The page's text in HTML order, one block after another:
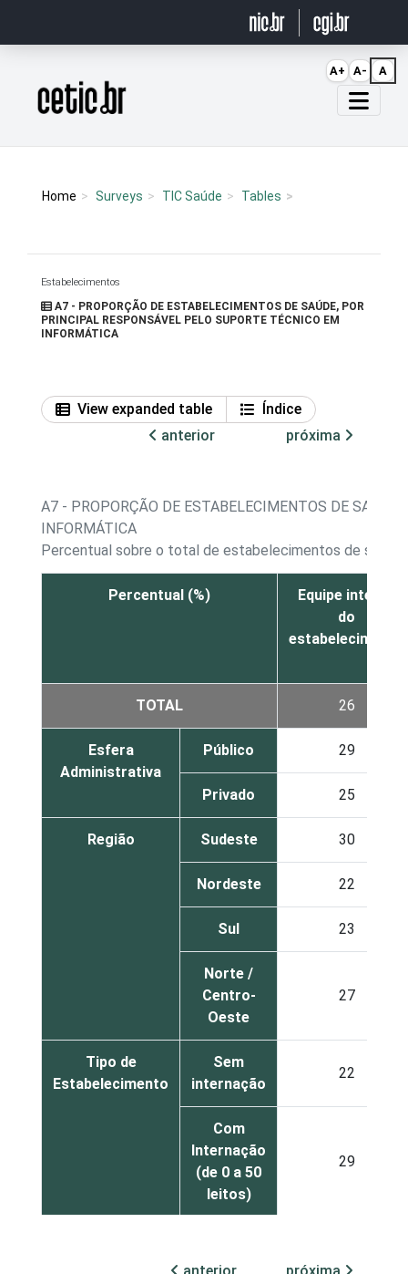
Página inicial
Home Surveys TIC Saúde Tables
Estabelecimentos
A7 - PROPORÇÃO DE ESTABELECIMENTOS DE SAÚDE, POR
PRINCIPAL RESPONSÁVEL PELO SUPORTE TÉCNICO EM
INFORMÁTICA
View expanded table
Índice
anterior
próxima
A7 - PROPORÇÃO DE ESTABELECIMENTOS DE
INFORMÁTICA
Percentual sobre o total de estabelecimentos de
Percentual (%)
Equipe interna
do
estabelecimento
TOTAL 26
Esfera
Administrativa
Público 29
Privado 25
Região Sudeste 30
Nordeste 22
Sul 23
Norte /
Centro-
Oeste
27
Tipo de
Estabelecimento
Sem
internação
22
Com
Internação
(de 0 a 50
leitos)
29
Internação
A+ A- A